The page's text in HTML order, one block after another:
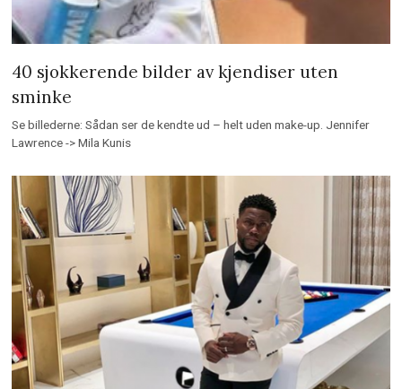
40 sjokkerende bilder av kjendiser uten
sminke
Se billederne: Sådan ser de kendte ud – helt uden make-up. Jennifer
Lawrence -> Mila Kunis